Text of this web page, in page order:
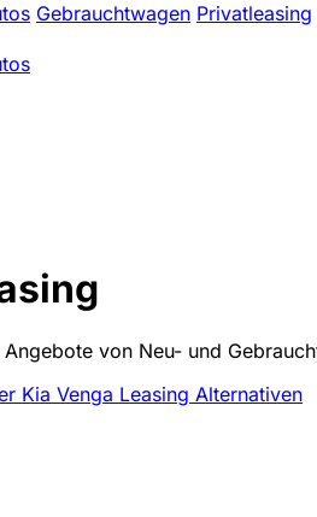
Gebrauchtwagen Privatleasing
von Neu- und
Kia Venga Leasing Alternativen